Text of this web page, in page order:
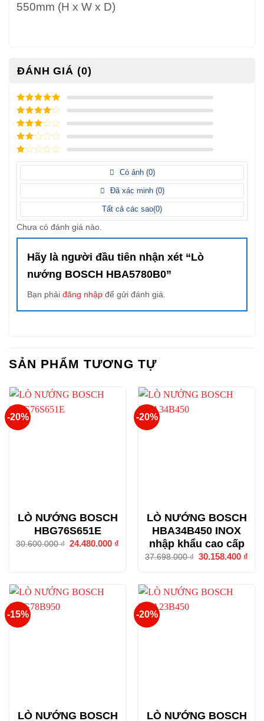
550mm (H x W x D)
ĐÁNH GIÁ (0)
5/ 5 điểm
4/ 5
điểm
3/ 5
điểm
2/
điểm
1
điểm
Có ảnh (0)
Đã xác minh (0)
Tất cả các sao(0)
Chưa có đánh giá nào.
Hãy là người đầu tiên nhận xét “Lò
nướng BOSCH HBA5780B0”
Bạn phải đăng nhập để gửi đánh giá.
SẢN PHẨM TƯƠNG TỰ
-20%
LÒ NƯỚNG BOSCH
HBG76S651E
30.600.000₫ Giá
24.480.000 ₫
-20%
LÒ NƯỚNG BOSCH
HBA34B450 INOX
nhập khẩu cao cấp
37.698.000₫ Giá
30.158.400 ₫
-15%
LÒ NƯỚNG BOSCH
-20%
LÒ NƯỚNG BOSCH